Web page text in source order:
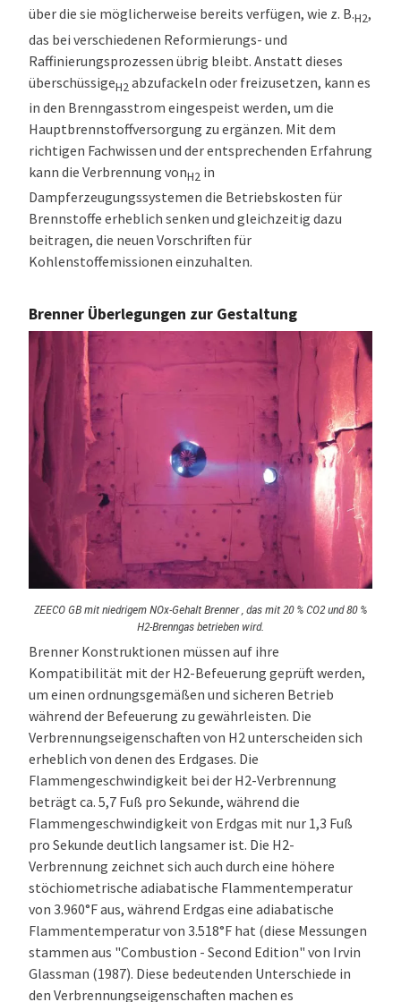
über die sie möglicherweise bereits verfügen, wie z. B.H2,
das bei verschiedenen Reformierungs- und
Raffinierungsprozessen übrig bleibt. Anstatt dieses
überschüssigeH2abzufackeln oder freizusetzen, kann es
in den Brenngasstrom eingespeist werden, um die
Hauptbrennstoffversorgung zu ergänzen. Mit dem
richtigen Fachwissen und der entsprechenden Erfahrung
kann die Verbrennung vonH2 in
Dampferzeugungssystemen die Betriebskosten für
Brennstoffe erheblich senken und gleichzeitig dazu
beitragen, die neuen Vorschriften für
Kohlenstoffemissionen einzuhalten.
Brenner Überlegungen zur Gestaltung
ZEECO GB mit niedrigem NOx-Gehalt Brenner , das mit 20 % CO2 und 80 %
H2-Brenngas betrieben wird.
Brenner Konstruktionen müssen auf ihre
Kompatibilität mit der H2-Befeuerung geprüft werden,
um einen ordnungsgemäßen und sicheren Betrieb
während der Befeuerung zu gewährleisten. Die
Verbrennungseigenschaften von H2 unterscheiden sich
erheblich von denen des Erdgases. Die
Flammengeschwindigkeit bei der H2-Verbrennung
beträgt ca. 5,7 Fuß pro Sekunde, während die
Flammengeschwindigkeit von Erdgas mit nur 1,3 Fuß
pro Sekunde deutlich langsamer ist. Die H2-
Verbrennung zeichnet sich auch durch eine höhere
stöchiometrische adiabatische Flammentemperatur
von 3.960°F aus, während Erdgas eine adiabatische
Flammentemperatur von 3.518°F hat (diese Messungen
stammen aus "Combustion - Second Edition" von Irvin
Glassman (1987). Diese bedeutenden Unterschiede in
den Verbrennungseigenschaften machen es